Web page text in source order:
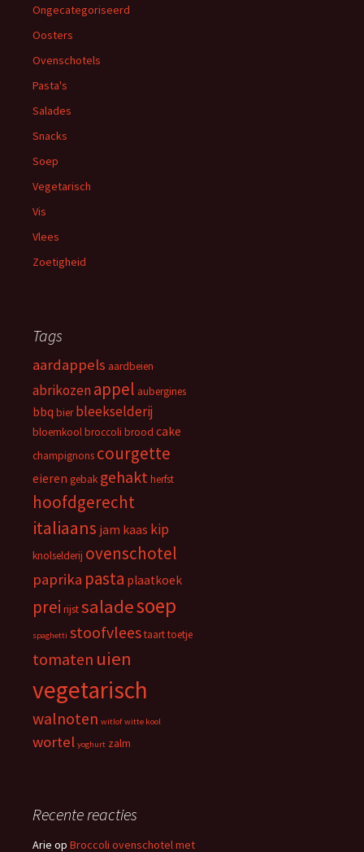
Ongecategoriseerd
Oosters
Ovenschotels
Pasta's
Salades
Snacks
Soep
Vegetarisch
Vis
Vlees
Zoetigheid
Tags
aardappels aardbeien
abrikozenappel aubergines
bbq bier bleekselderij
bloemkoolbroccoli brood cake
champignons courgette
eieren gebak gehaktherfst
hoofdgerecht
italiaans jam kaas kip
knolselderij ovenschotel
paprika pasta plaatkoek
prei rijstsaladesoep
spaghetti stoofvleestaarttoetje
tomaten uien
vegetarisch
walnoten witlof witte kool
wortel yoghurt zalm
Recente reacties
Arie op Broccoli ovenschotel met